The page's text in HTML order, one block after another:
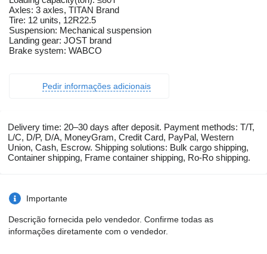
Axles: 3 axles, TITAN Brand
Tire: 12 units, 12R22.5
Suspension: Mechanical suspension
Landing gear: JOST brand
Brake system: WABCO
Pedir informações adicionais
Delivery time: 20–30 days after deposit. Payment methods: T/T,
L/C, D/P, D/A, MoneyGram, Credit Card, PayPal, Western
Union, Cash, Escrow. Shipping solutions: Bulk cargo shipping,
Container shipping, Frame container shipping, Ro-Ro shipping.
Importante
Descrição fornecida pelo vendedor. Confirme todas as
informações diretamente com o vendedor.